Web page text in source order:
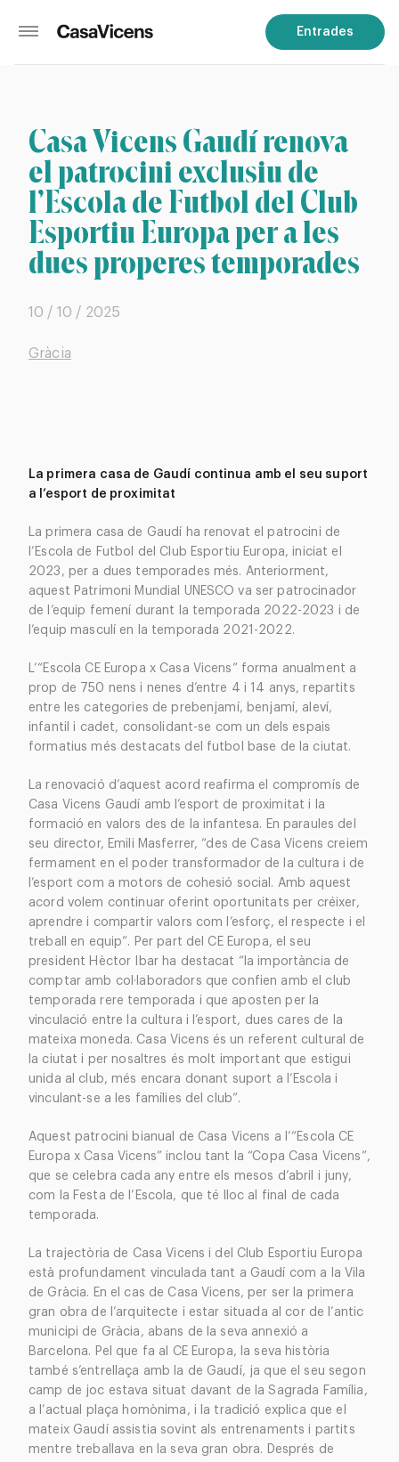
Entrades
Casa Vicens Gaudí renova
el patrocini exclusiu de
l’Escola de Futbol del Club
Esportiu Europa per a les
dues properes temporades
10 / 10 / 2025
Gràcia
La primera casa de Gaudí continua amb el seu suport
a l’esport de proximitat
La primera casa de Gaudí ha renovat el patrocini de
l’Escola de Futbol del Club Esportiu Europa, iniciat el
2023, per a dues temporades més. Anteriorment,
aquest Patrimoni Mundial UNESCO va ser patrocinador
de l’equip femení durant la temporada 2022-2023 i de
l’equip masculí en la temporada 2021-2022.
L’“Escola CE Europa x Casa Vicens” forma anualment a
prop de 750 nens i nenes d’entre 4 i 14 anys, repartits
entre les categories de prebenjamí, benjamí, aleví,
infantil i cadet, consolidant-se com un dels espais
formatius més destacats del futbol base de la ciutat.
La renovació d’aquest acord reafirma el compromís de
Casa Vicens Gaudí amb l’esport de proximitat i la
formació en valors des de la infantesa. En paraules del
seu director, Emili Masferrer, “des de Casa Vicens creiem
fermament en el poder transformador de la cultura i de
l’esport com a motors de cohesió social. Amb aquest
acord volem continuar oferint oportunitats per créixer,
aprendre i compartir valors com l’esforç, el respecte i el
treball en equip”. Per part del CE Europa, el seu
president Hèctor Ibar ha destacat “la importància de
comptar amb col·laboradors que confien amb el club
temporada rere temporada i que aposten per la
vinculació entre la cultura i l’esport, dues cares de la
mateixa moneda. Casa Vicens és un referent cultural de
la ciutat i per nosaltres és molt important que estigui
unida al club, més encara donant suport a l’Escola i
vinculant-se a les famílies del club”.
Aquest patrocini bianual de Casa Vicens a l’“Escola CE
Europa x Casa Vicens” inclou tant la “Copa Casa Vicens”,
que se celebra cada any entre els mesos d’abril i juny,
com la Festa de l’Escola, que té lloc al final de cada
temporada.
La trajectòria de Casa Vicens i del Club Esportiu Europa
està profundament vinculada tant a Gaudí com a la Vila
de Gràcia. En el cas de Casa Vicens, per ser la primera
gran obra de l’arquitecte i estar situada al cor de l’antic
municipi de Gràcia, abans de la seva annexió a
Barcelona. Pel que fa al CE Europa, la seva història
també s’entrellaça amb la de Gaudí, ja que el seu segon
camp de joc estava situat davant de la Sagrada Família,
a l’actual plaça homònima, i la tradició explica que el
mateix Gaudí assistia sovint als entrenaments i partits
mentre treballava en la seva gran obra. Després de